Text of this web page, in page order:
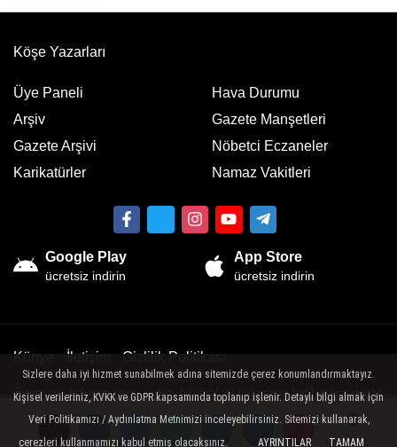
Yorumlar
Yorumlar
Köşe Yazarları
Üye Paneli
Arşiv
Gazete Arşivi
Karikatürler
Hava Durumu
Gazete Manşetleri
Nöbetci Eczaneler
Namaz Vakitleri
Google Play
ücretsiz indirin
App Store
ücretsiz indirin
Künye İletişim Gizlilik Politikası
Sitemizde bulunan yazı , video, fotoğraf ve haberlerin her hakkı saklıdır.
Sizlere daha iyi hizmet sunabilmek adına sitemizde çerez konumlandırmaktayız.
Kişisel verileriniz, KVKK ve GDPR kapsamında toplanıp işlenir. Detaylı bilgi almak için
Veri Politikamızı / Aydınlatma Metnimizi inceleyebilirsiniz. Sitemizi kullanarak,
çerezleri kullanmamızı kabul etmiş olacaksınız.
AYRINTILAR TAMAM